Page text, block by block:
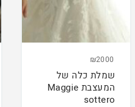
₪2000
שמלת כלה של
המעצבת Maggie
sottero